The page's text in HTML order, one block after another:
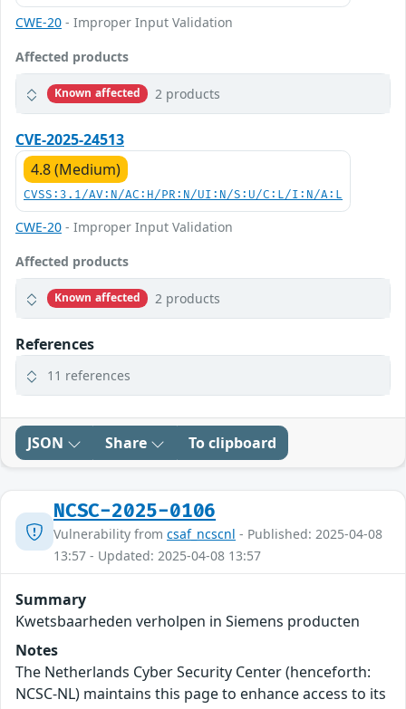
CWE-20 - Improper Input Validation
Affected products
Known affected 2 products
CVE-2025-24513
4.8 (Medium)
CVSS:3.1/AV:N/AC:H/PR:N/UI:N/S:U/C:L/I:N/A:L
CWE-20 - Improper Input Validation
Affected products
Known affected 2 products
References
11 references
JSON Share To clipboard
NCSC-2025-0106
Vulnerability from csaf_ncscnl - Published: 2025-04-08
13:57 - Updated: 2025-04-08 13:57
Summary
Kwetsbaarheden verholpen in Siemens producten
Notes
The Netherlands Cyber Security Center (henceforth:
NCSC-NL) maintains this page to enhance access to its